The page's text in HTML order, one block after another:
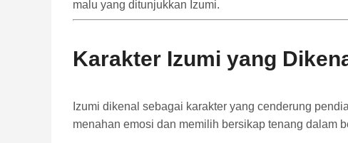
malu yang ditunjukkan Izumi.
Karakter Izumi yang
Izumi dikenal sebagai karakter yang cenderung
menahan emosi dan memilih bersikap tenang dalam